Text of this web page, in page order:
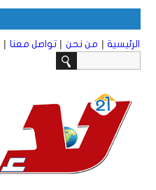
الرئيسية | من نحن | تواصل معنا |